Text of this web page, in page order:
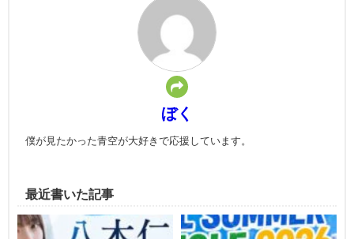
ぼく
僕が見たかった青空が大好きで応援しています。
最近書いた記事